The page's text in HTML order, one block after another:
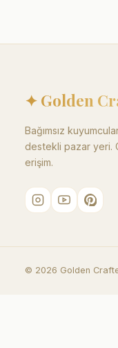
✦ Golden
Bağımsız
destekli pazar yeri.
erişim.
© 2026 Golden